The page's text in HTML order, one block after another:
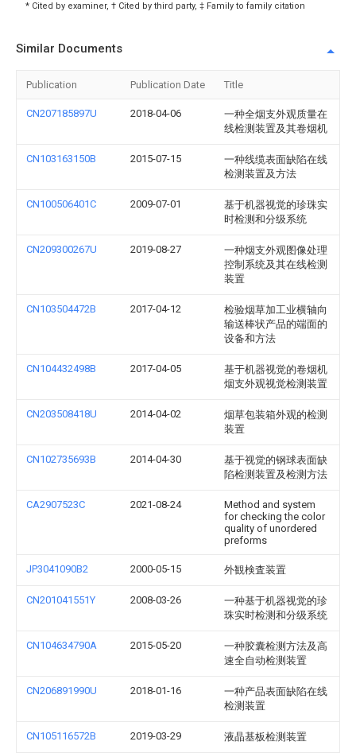
* Cited by examiner, † Cited by third party, ‡ Family to family citation
Similar Documents
Publication Publication Date Title
CN207185897U 2018-04-06
一种全烟支外观质量在
线检测装置及其卷烟机
CN103163150B 2015-07-15
一种线缆表面缺陷在线
检测装置及方法
CN100506401C 2009-07-01
基于机器视觉的珍珠实
时检测和分级系统
CN209300267U 2019-08-27
一种烟支外观图像处理
控制系统及其在线检测
装置
CN103504472B 2017-04-12
检验烟草加工业横轴向
输送棒状产品的端面的
设备和方法
CN104432498B 2017-04-05
基于机器视觉的卷烟机
烟支外观视觉检测装置
CN203508418U 2014-04-02
烟草包装箱外观的检测
装置
CN102735693B 2014-04-30
基于视觉的钢球表面缺
陷检测装置及检测方法
CA2907523C 2021-08-24
Method and system
for checking the color
quality of unordered
preforms
JP3041090B2 2000-05-15 外観検査装置
CN201041551Y 2008-03-26
一种基于机器视觉的珍
珠实时检测和分级系统
CN104634790A 2015-05-20
一种胶囊检测方法及高
速全自动检测装置
CN206891990U 2018-01-16
一种产品表面缺陷在线
检测装置
CN105116572B 2019-03-29 液晶基板检测装置